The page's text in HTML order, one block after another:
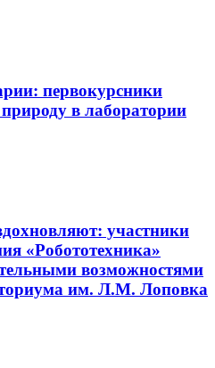
первокурсники
в лаборатории
участники
«Робототехника»
возможностями
им. Л.М. Лоповка